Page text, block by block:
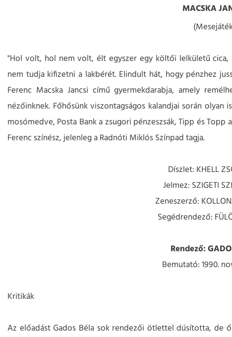
MACSKA
"Hol volt, hol nem volt, élt egyszer egy költői lelkületű cica,
nem tudja kifizetni a lakbérét. Elindult hát, hogy pénzhez
Ferenc Macska Jancsi című gyermekdarabja, amely
nézőinknek. Főhősünk viszontagságos kalandjai során
mosómedve, Posta Bank a zsugori pénzeszsák, Tipp és
Ferenc színész, jelenleg a Radnóti Miklós Színpad tagja.
Díszlet: KHELL
Jelmez: SZIGETI
Zeneszerző:
Segédrendező:
Rendező:
Bemutató: 1990.
Kritikák
Az előadást Gados Béla sok rendezői ötlettel dúsította, de